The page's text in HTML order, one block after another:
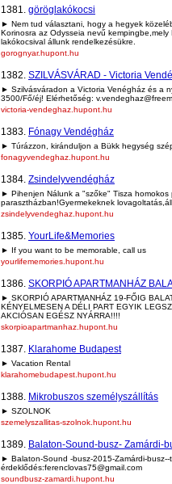
1381. göröglakókocsi
► Nem tud választani, hogy a hegyek
Korinosra az Odysseia nevű
lakókocsival állunk rendelkezésükre.
gorognyar.hupont.hu
1382. SZILVÁSVÁRAD - Victoria
► Szilvásváradon a Victoria Venégház és a
3500/Fő/éj! Elérhetőség:
victoria-vendeghaz.hupont.hu
1383. Fónagy Vendégház
► Túrázzon, kiránduljon a Bükk hegység
fonagyvendeghaz.hupont.hu
1384. Zsindelyvendégház
► Pihenjen Nálunk a "szőke" Tisza
parasztházban!Gyermekeknek
zsindelyvendeghaz.hupont.hu
1385. YourLife&Memories
► If you want to be memorable, call us
yourlifememories.hupont.hu
1386. SKORPIÓ APARTMANHÁZ
► SKORPIÓ APARTMANHÁZ 19-FŐIG
KÉNYELMESEN A DÉLI PART EGYIK
AKCIÓSAN EGÉSZ NYÁRRA!!!!
skorpioapartmanhaz.hupont.hu
1387. Klarahome Budapest
► Vacation Rental
klarahomebudapest.hupont.hu
1388. Mikrobuszos személyszállítás
► SZOLNOK
szemelyszallitas-szolnok.hupont.hu
1389. Balaton-Sound-busz- Zamárdi-
► Balaton-Sound -busz-2015-Zamárdi-
érdeklődés:ferenclovas75@gmail.com
soundbusz-zamardi.hupont.hu